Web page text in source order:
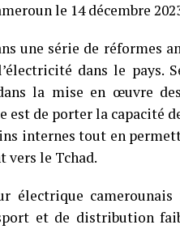
le 14 décembre
une série de réformes
dans le pays.
la mise en œuvre
est de porter la capacité
internes tout en
vers le Tchad.
électrique
et de distribution